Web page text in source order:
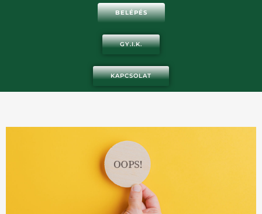
BELÉPÉS
GY.I.K.
KAPCSOLAT